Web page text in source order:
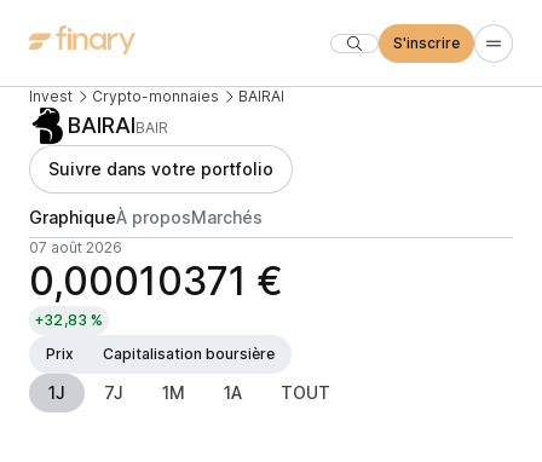
S'inscrire
Invest Crypto-monnaies BAIRAI
BAIRAIBAIR
Suivre dans votre portfolio
GraphiqueÀ proposMarchés
07 août 2026
0,00010371 €
+32,83 %
Prix
Capitalisation boursière
1J 7J 1M 1A TOUT